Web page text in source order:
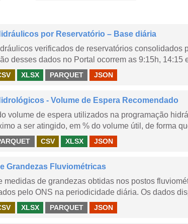
por Reservatório – Base diária
verificados de reservatórios consolidados
desses dados no Portal ocorrem as 9:15h, 14:15
XLSX PARQUET JSON
- Volume de Espera Recomendado
volume de espera utilizados na programação
a ser atingido, em % do volume útil, de forma
CSV XLSX JSON
Grandezas Fluviométricas
medidas de grandezas obtidas nos postos
pelo ONS na periodicidade diária. Os dados
XLSX PARQUET JSON